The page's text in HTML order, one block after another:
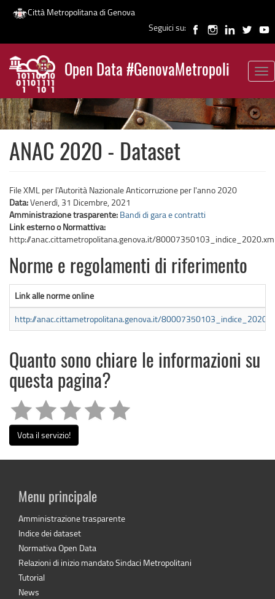
Salta
contenuto
principale
Città Metropolitana di Genova
Seguici su:
Open Data #GenovaMetropoli
News
ANAC 2020 - Dataset
File XML per l'Autorità Nazionale Anticorruzione per l'anno 2020
Data:Venerdì, 31 Dicembre, 2021
Amministrazione trasparente: Bandi di gara e contratti
Link esterno o Normattiva:
http://anac.cittametropolitana.genova.it/
Norme e regolamenti di riferimento
Link alle norme online
http://anac.cittametropolitana.genova.it/
Quanto sono chiare le informazioni su
questa pagina?
Vota il servizio!
Menu principale
Amministrazione trasparente
Indice dei dataset
Normativa Open Data
Relazioni di inizio mandato Sindaci Metropolitani
Tutorial
News